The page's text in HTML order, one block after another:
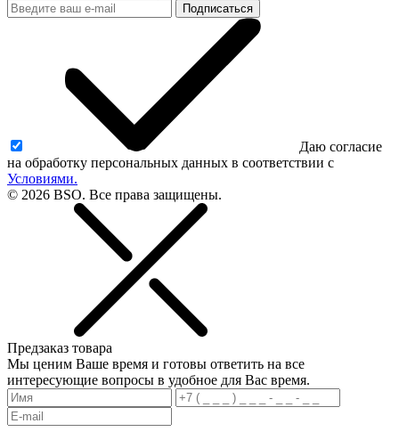
Подписаться
Даю согласие
на обработку персональных данных в соответствии с
Условиями.
© 2026 BSO. Все права защищены.
Предзаказ товара
Мы ценим Ваше время и готовы ответить на все
интересующие вопросы в удобное для Вас время.